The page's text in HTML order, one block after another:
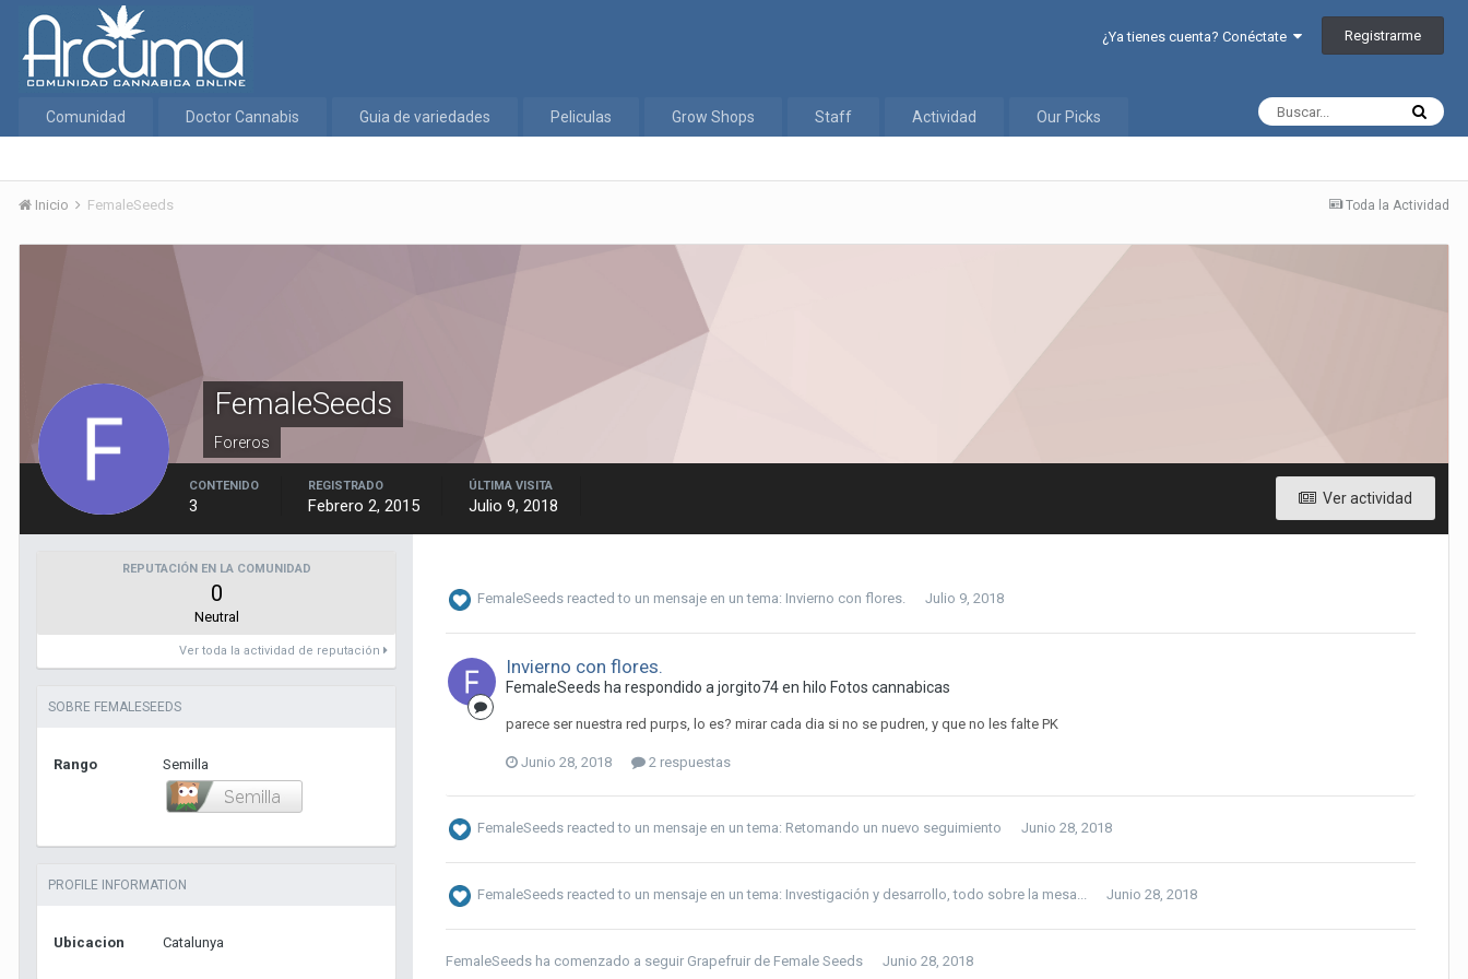
¿Ya tienes cuenta? Conéctate Registrarme
Comunidad Doctor Cannabis Guia de variedades Peliculas Grow Shops Staff Actividad Our Picks
Toda la Actividad
Inicio FemaleSeeds
FemaleSeeds
Foreros
Ver actividad
CONTENIDO
3
REGISTRADO
Febrero 2, 2015
ÚLTIMA VISITA
Julio 9, 2018
REPUTACIÓN EN LA COMUNIDAD
0
Neutral
Ver toda la actividad de reputación
SOBRE FEMALESEEDS
Rango Semilla
PROFILE INFORMATION
Ubicacion Catalunya
FemaleSeeds reacted to un mensaje en un tema: Invierno con flores. Julio 9, 2018
Invierno con flores.
FemaleSeeds ha respondido a jorgito74 en hilo Fotos cannabicas
parece ser nuestra red purps, lo es? mirar cada dia si no se pudren, y que no les falte PK
Junio 28, 2018 2 respuestas
FemaleSeeds reacted to un mensaje en un tema: Retomando un nuevo seguimiento Junio 28, 2018
FemaleSeeds reacted to un mensaje en un tema: Investigación y desarrollo, todo sobre la mesa... Junio 28, 2018
FemaleSeeds ha comenzado a seguir Grapefruir de Female Seeds Junio 28, 2018